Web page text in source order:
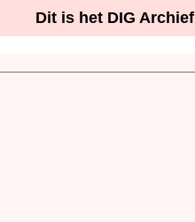
Dit is het DIG